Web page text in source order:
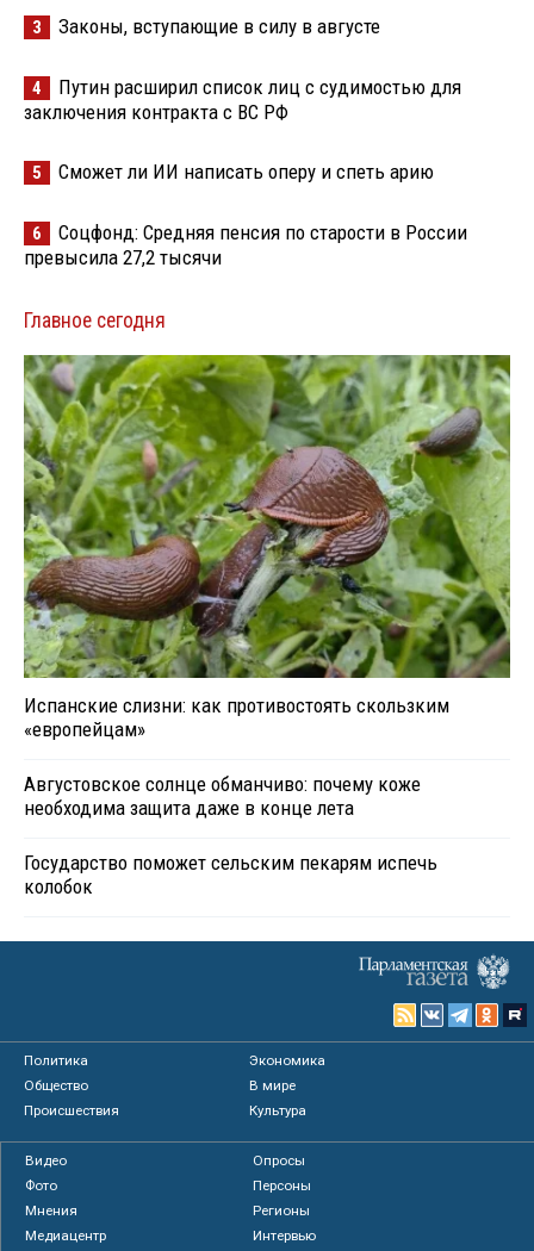
3 Законы, вступающие в силу в августе
4
Путин расширил список лиц с судимостью для
заключения контракта с ВС РФ
5 Сможет ли ИИ написать оперу и спеть арию
6
Соцфонд: Средняя пенсия по старости в России
превысила 27,2 тысячи
Главное сегодня
Испанские слизни: как противостоять скользким
«европейцам»
Августовское солнце обманчиво: почему коже
необходима защита даже в конце лета
Государство поможет сельским пекарям испечь
колобок
Политика
Экономика
Общество
В мире
Происшествия
Культура
Видео
Опросы
Фото
Персоны
Мнения
Регионы
Медиацентр
Интервью